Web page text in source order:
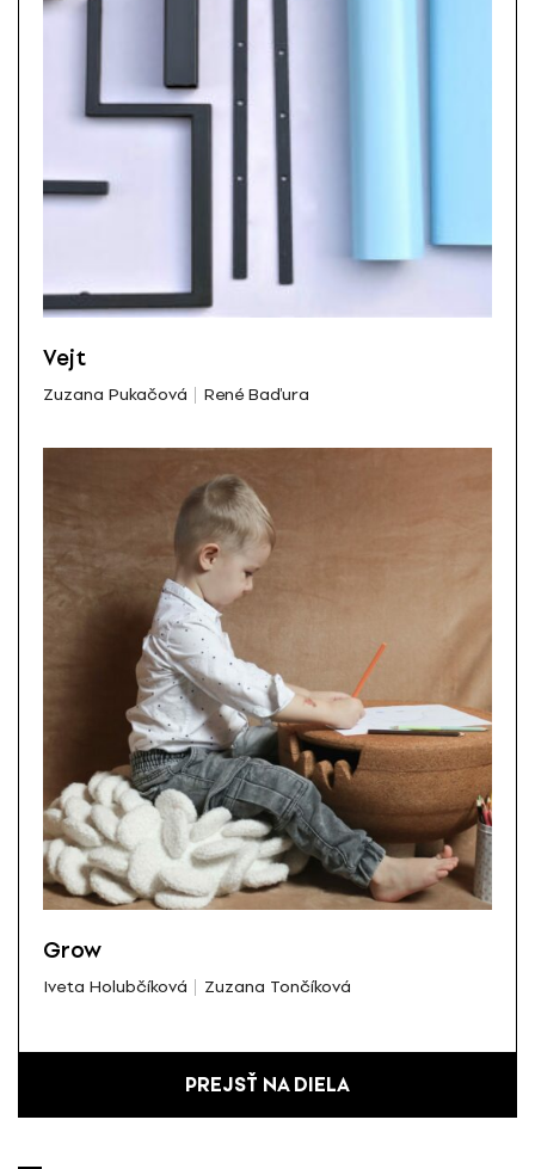
Vejt
Zuzana Pukačová René Baďura
Grow
Iveta Holubčíková Zuzana Tončíková
PREJSŤ NA DIELA